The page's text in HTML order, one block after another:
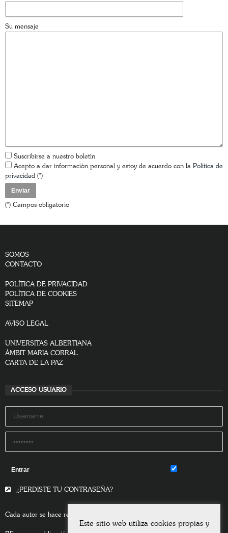
Su mensaje
Suscribirse a nuestro boletín
Acepto a dar información personal y estoy de acuerdo con la Política de
privacidad (*)
(*) Campos obligatorio
SOMOS
CONTACTO
POLÍTICA DE PRIVACIDAD
POLÍTICA DE COOKIES
SITEMAP
AVISO LEGAL
UNIVERSITAS ALBERTIANA
ÀMBIT MARIA CORRAL
CARTA DE LA PAZ
ACCESO USUARIO
¿PERDISTE TU CONTRASEÑA?
Cada autor se hace responsable del contenido de sus escritos.
Este sitio web utiliza cookies propias y